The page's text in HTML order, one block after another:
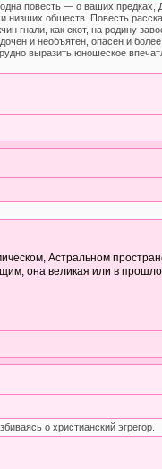
повесть — о ваших
низших обществ. Повесть
гнали, как скот, на родину
и необъятен, опасен и
выразить юношеское
Астральном
она великая или в
о христианский эгрегор.